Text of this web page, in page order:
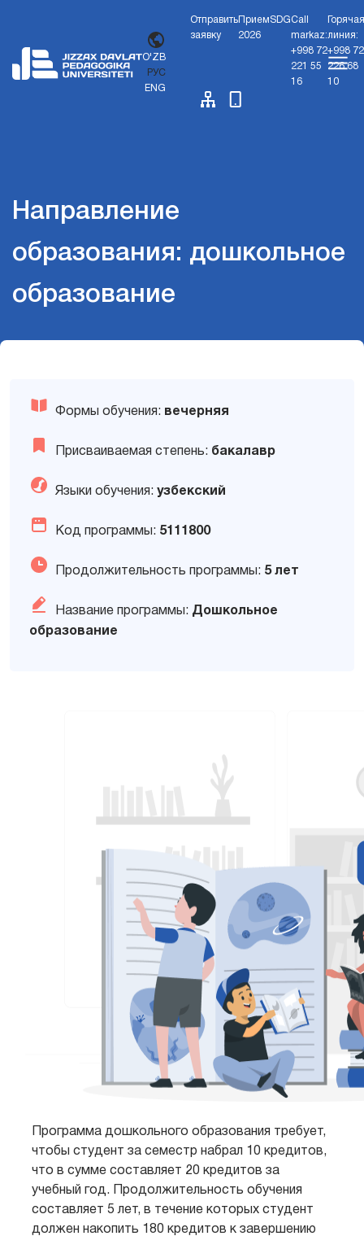
O'ZB
РУС
ENG
Отправить
заявку
Прием
2026
SDGCall
markaz:
+998 72
221 55
16
Горячая
линия:
+998 72
226 68
10
Направление
образования: дошкольное
образование
Формы обучения: вечерняя
Присваиваемая степень: бакалавр
Языки обучения:узбекский
Код программы: 5111800
Продолжительность программы: 5 лет
Название программы: Дошкольное
образование
Программа дошкольного образования требует,
чтобы студент за семестр набрал 10 кредитов,
что в сумме составляет 20 кредитов за
учебный год. Продолжительность обучения
составляет 5 лет, в течение которых студент
должен накопить 180 кредитов к завершению